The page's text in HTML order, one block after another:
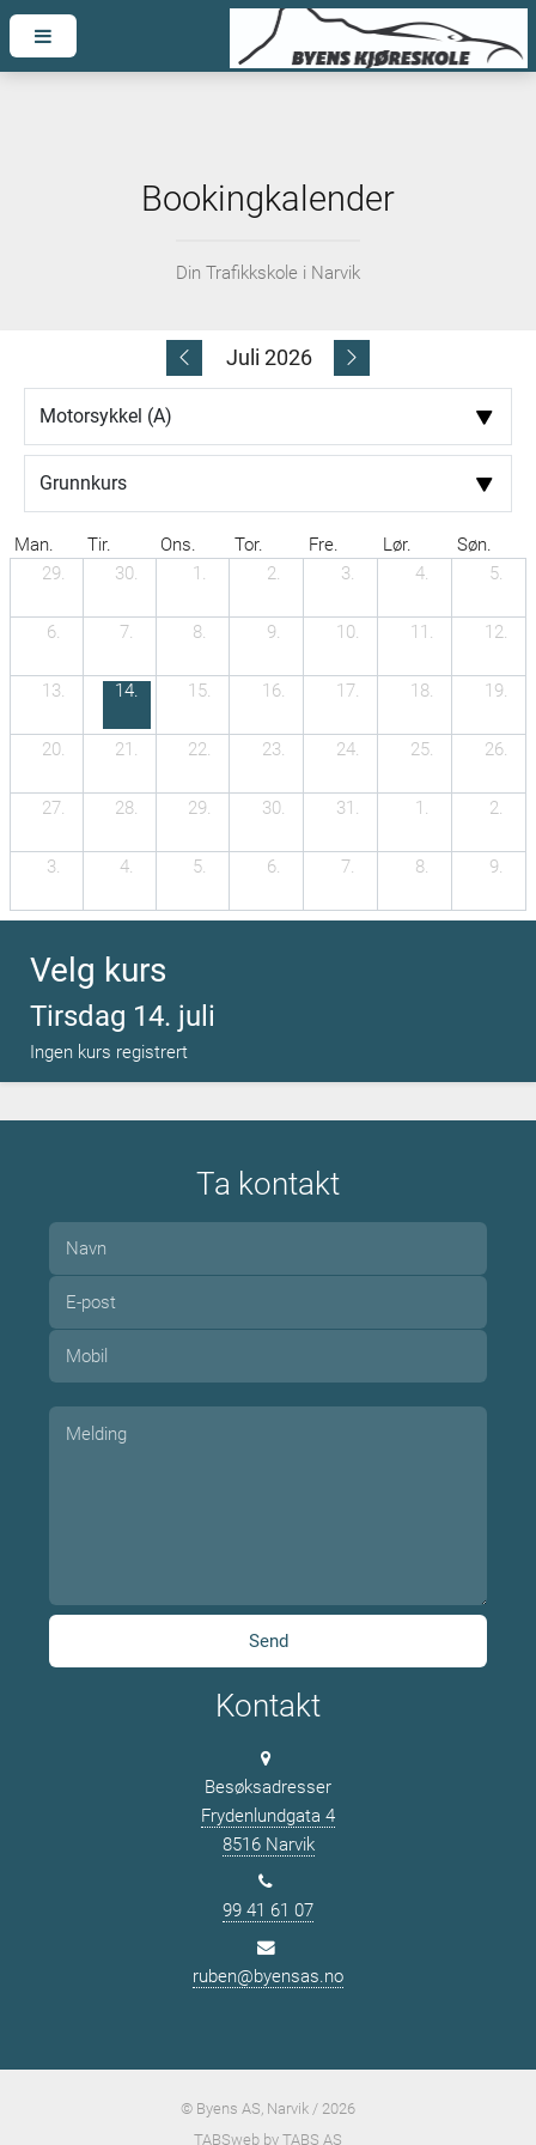
Bookingkalender
Din Trafikkskole i Narvik
Juli 2026
Man. Tir. Ons. Tor. Fre. Lør.
Søn.
29.
30. 1. 2. 3. 4. 5.
6. 7. 8. 9. 10. 11. 12.
13. 14. 15. 16. 17. 18. 19.
20. 21. 22. 23. 24. 25. 26.
27. 28. 29. 30. 31. 1. 2.
3. 4. 5. 6. 7. 8. 9.
Velg kurs
Tirsdag 14. juli
Ingen kurs registrert
Ta kontakt
Kontakt
Besøksadresser
Frydenlundgata 4
8516 Narvik
99 41 61 07
ruben@byensas.no
© Byens AS, Narvik / 2026
TABSweb by TABS AS